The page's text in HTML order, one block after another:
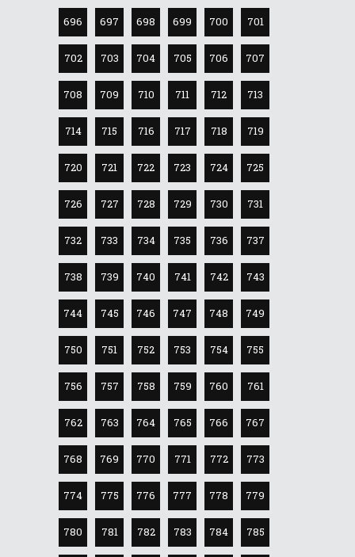
696 697 698 699 700 701
702 703 704 705 706 707
708 709 710 711 712 713
714 715 716 717 718 719
720 721 722 723 724 725
726 727 728 729 730 731
732 733 734 735 736 737
738 739 740 741 742 743
744 745 746 747 748 749
750 751 752 753 754 755
756 757 758 759 760 761
762 763 764 765 766 767
768 769 770 771 772 773
774 775 776 777 778 779
780 781 782 783 784 785